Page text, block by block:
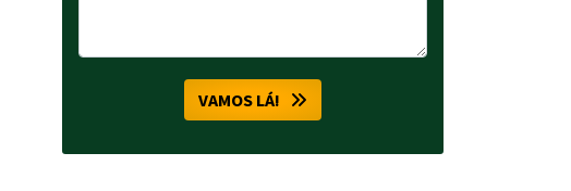
VAMOS LÁ!